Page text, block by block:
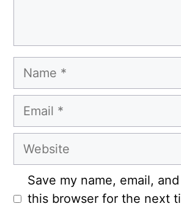
Name
Email
Website
Save my name, email,
this browser for the next